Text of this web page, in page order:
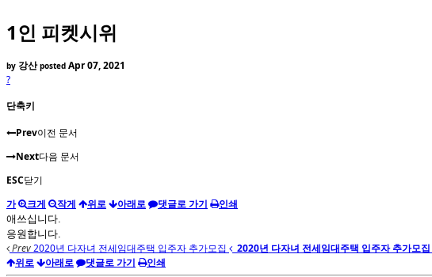
1인 피켓시위
by 강산 posted Apr 07, 2021
?
단축키
Prev이전 문서
Next다음 문서
ESC닫기
가
크게 작게 위로 아래로 댓글로 가기 인쇄
애쓰십니다.
응원합니다.
Prev2020년 다자녀 전세임대주택 입주자 추가모집 2020년 다자녀 전세임대주택 입주자 추가모집
위로
아래로 댓글로 가기 인쇄